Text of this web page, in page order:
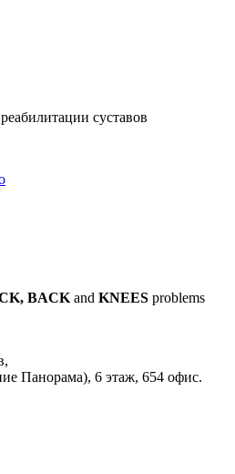
суставов
BACK and KNEES problems
Панорама), 6 этаж, 654 офис.